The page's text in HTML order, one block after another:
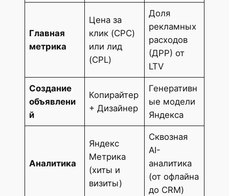
Главная
метрика
Цена за
клик (CPC)
или лид
(CPL)
Доля
рекламных
расходов
(ДРР) от
LTV
Создание
объявлени
й
Копирайтер
+ Дизайнер
Генеративн
ые модели
Яндекса
Аналитика
Яндекс
Метрика
(хиты и
визиты)
Сквозная
AI-
аналитика
(от офлайна
до CRM)